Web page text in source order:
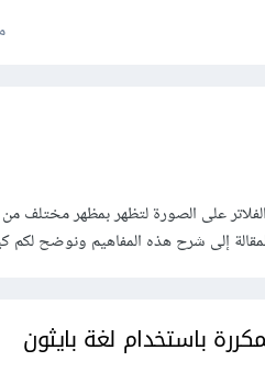
على الصورة لتظهر بمظهر مختلف من
إلى شرح هذه المفاهيم ونوضح لكم
باستخدام لغة بايثون